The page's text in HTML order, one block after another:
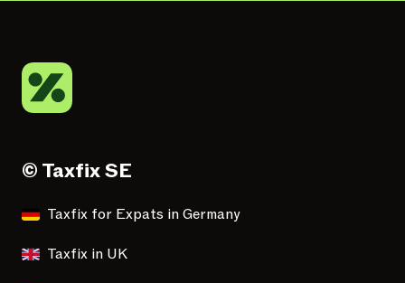
© Taxfix SE
Taxfix for Expats in Germany
Taxfix in UK